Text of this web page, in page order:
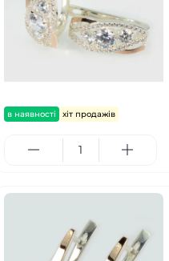
в наявності хіт продажів